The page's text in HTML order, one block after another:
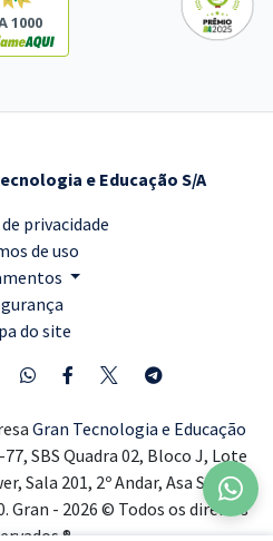
1000
e Educação S/A
privacidade
de uso
do site
Gran Tecnologia e Educação
SBS Quadra 02, Bloco J, Lote
Sala 201, 2º Andar, Asa Sul,
Gran - 2026 © Todos os direitos
®